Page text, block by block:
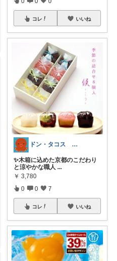
コレ いいね
ドン・タコス 防災⚠️生活雑貨アウトドア
✨木箱に込めた京都のこだわり
と涼やかな職人 ...
￥ 3,780
0 0 7
コレ いいね